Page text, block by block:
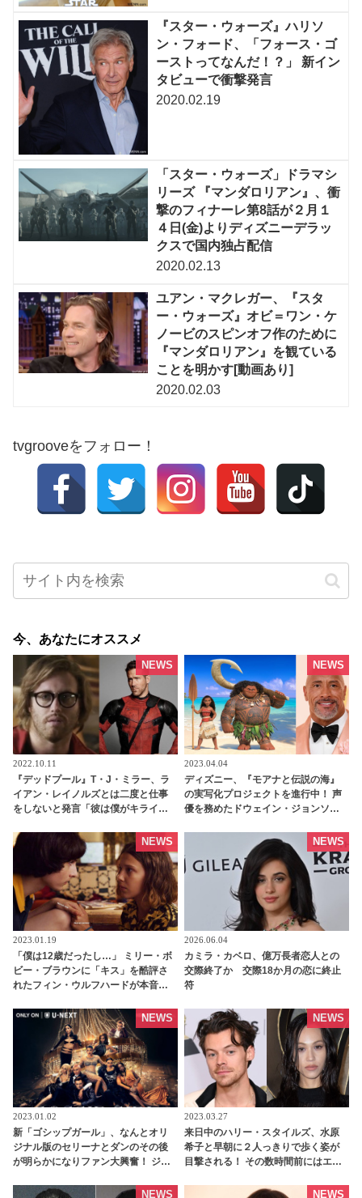
『スター・ウォーズ』ハリソ
ン・フォード、「フォース・ゴ
ーストってなんだ！？」 新イン
タビューで衝撃発言
2020.02.19
「スター・ウォーズ」ドラマシ
リーズ 『マンダロリアン』、衝
撃のフィナーレ第8話が２月１
４日(金)よりディズニーデラッ
クスで国内独占配信
2020.02.13
ユアン・マクレガー、『スタ
ー・ウォーズ』オビ＝ワン・ケ
ノービのスピンオフ作のために
『マンダロリアン』を観ている
ことを明かす[動画あり]
2020.02.03
tvgrooveをフォロー！
今、あなたにオススメ
2022.10.11
『デッドプール』T・J・ミラー、ラ
イアン・レイノルズとは二度と仕事
をしないと発言「彼は僕がキライな
NEWS
2023.04.04
ディズニー、『モアナと伝説の海』
の実写化プロジェクトを進行中！ 声
優を務めたドウェイン・ジョンソン
にとって深い意味を持つ」 -
NEWS
2023.01.19
「僕は12歳だったし…」 ミリー・ボ
ビー・ブラウンに「キス」を酷評さ
れたフィン・ウルフハードが本音を
ス」での初々しいキスシーンをふり
返る［動画あり］ - tvgroove
NEWS
2026.06.04
カミラ・カベロ、億万長者恋人との
交際終了か 交際18か月の恋に終止
符
NEWS
2023.01.02
新「ゴシップガール」、なんとオリ
ジナル版のセリーナとダンのその後
が明らかになりファン大興奮！ ジョ
ーナとダンについて明かす -
NEWS
2023.03.27
来日中のハリー・スタイルズ、水原
希子と早朝に２人っきりで歩く姿が
目撃される！ その数時間前にはエミ
［写真あり］ - tvgroove
NEWS
NEWS NEWS